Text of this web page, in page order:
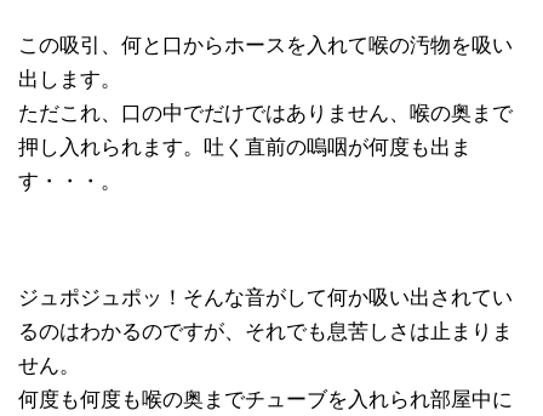
この吸引、何と口からホースを入れて喉の汚物を吸い
出します。
ただこれ、口の中でだけではありません、喉の奥まで
押し入れられます。吐く直前の嗚咽が何度も出ま
す・・・。
ジュポジュポッ！そんな音がして何か吸い出されてい
るのはわかるのですが、それでも息苦しさは止まりま
せん。
何度も何度も喉の奥までチューブを入れられ部屋中に